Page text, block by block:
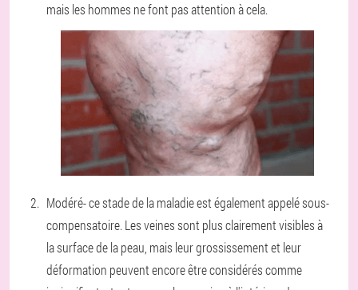
mais les hommes ne font pas attention à cela.
Modéré- ce stade de la maladie est également appelé sous-
compensatoire. Les veines sont plus clairement visibles à
la surface de la peau, mais leur grossissement et leur
déformation peuvent encore être considérés comme